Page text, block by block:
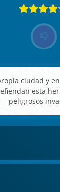
ciudad y
esta
peligrosos